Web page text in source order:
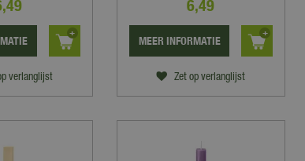
,49
verlanglijst
6,49
Zet op verlanglijst
MEER INFORMATIE